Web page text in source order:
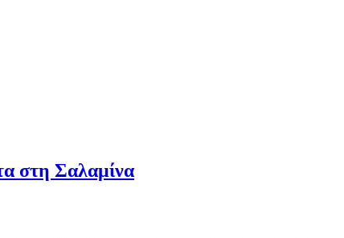
στη Σαλαμίνα